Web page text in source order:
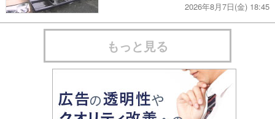
2026年8月7日(金) 18:45
もっと見る